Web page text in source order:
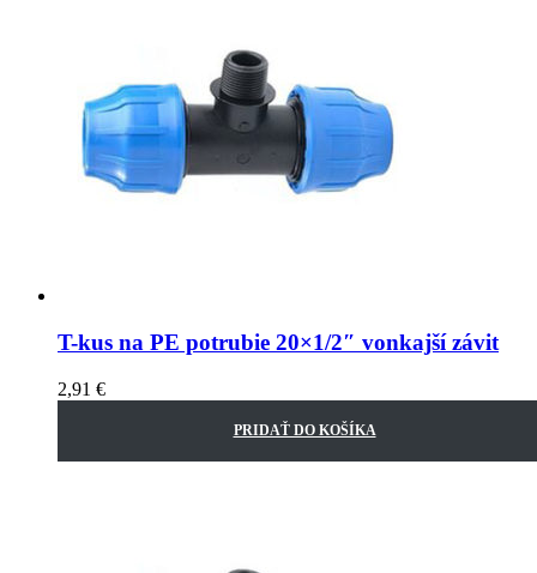
T-kus na PE potrubie 20×1/2″ vonkajší závit
2,91 €
PRIDAŤ DO KOŠÍKA